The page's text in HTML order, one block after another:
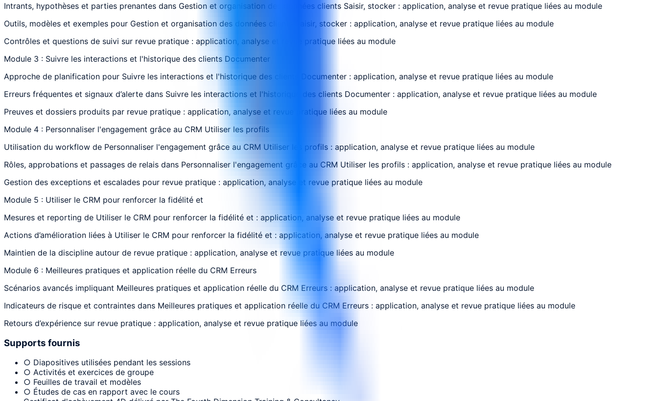
Intrants, hypothèses et parties prenantes dans Gestion et organisation des données clients Saisir, stocker : application, analyse et revue pratique liées au module
Outils, modèles et exemples pour Gestion et organisation des données clients Saisir, stocker : application, analyse et revue pratique liées au module
Contrôles et questions de suivi sur revue pratique : application, analyse et revue pratique liées au module
Module 3 : Suivre les interactions et l'historique des clients Documenter
Approche de planification pour Suivre les interactions et l'historique des clients Documenter : application, analyse et revue pratique liées au module
Erreurs fréquentes et signaux d’alerte dans Suivre les interactions et l'historique des clients Documenter : application, analyse et revue pratique liées au module
Preuves et dossiers produits par revue pratique : application, analyse et revue pratique liées au module
Module 4 : Personnaliser l'engagement grâce au CRM Utiliser les profils
Utilisation du workflow de Personnaliser l'engagement grâce au CRM Utiliser les profils : application, analyse et revue pratique liées au module
Rôles, approbations et passages de relais dans Personnaliser l'engagement grâce au CRM Utiliser les profils : application, analyse et revue pratique liées au module
Gestion des exceptions et escalades pour revue pratique : application, analyse et revue pratique liées au module
Module 5 : Utiliser le CRM pour renforcer la fidélité et
Mesures et reporting de Utiliser le CRM pour renforcer la fidélité et : application, analyse et revue pratique liées au module
Actions d’amélioration liées à Utiliser le CRM pour renforcer la fidélité et : application, analyse et revue pratique liées au module
Maintien de la discipline autour de revue pratique : application, analyse et revue pratique liées au module
Module 6 : Meilleures pratiques et application réelle du CRM Erreurs
Scénarios avancés impliquant Meilleures pratiques et application réelle du CRM Erreurs : application, analyse et revue pratique liées au module
Indicateurs de risque et contraintes dans Meilleures pratiques et application réelle du CRM Erreurs : application, analyse et revue pratique liées au module
Retours d’expérience sur revue pratique : application, analyse et revue pratique liées au module
Supports fournis
○ Diapositives utilisées pendant les sessions
○ Activités et exercices de groupe
○ Feuilles de travail et modèles
○ Études de cas en rapport avec le cours